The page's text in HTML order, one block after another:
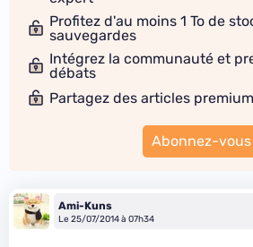
Profitez d'au moins 1 To de
sauvegardes
Intégrez la communauté et
débats
Partagez des articles
Abonnez-vous
Ami-Kuns
Le 25/07/2014 à 07h34